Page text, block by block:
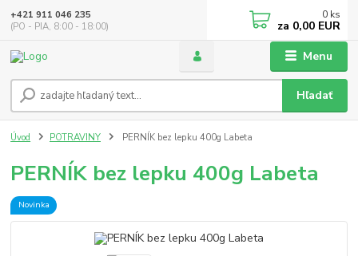
Menu
Hľadať
+421 911 046 235
(PO - PIA, 8:00 - 18:00)
0 ks
za 0,00 EUR
Úvod POTRAVINY PERNÍK bez lepku 400g Labeta
PERNÍK bez lepku 400g Labeta
Novinka